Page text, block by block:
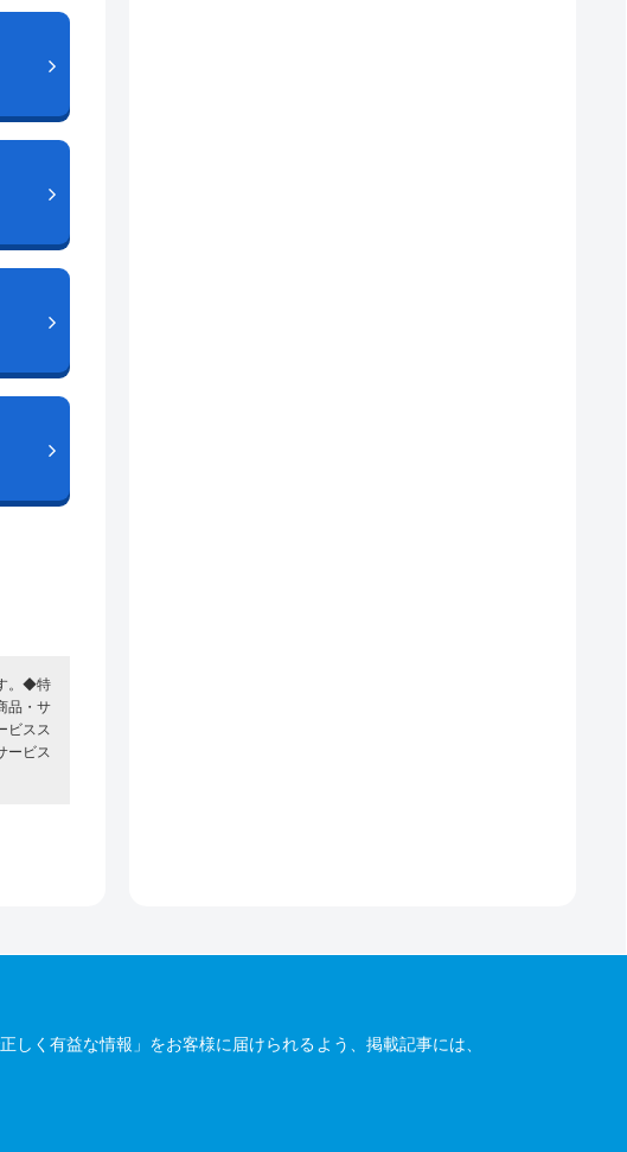
。◆特
品・サ
ビスス
ービス
く有益な情報」をお客様に届けられるよう、掲載記事には、